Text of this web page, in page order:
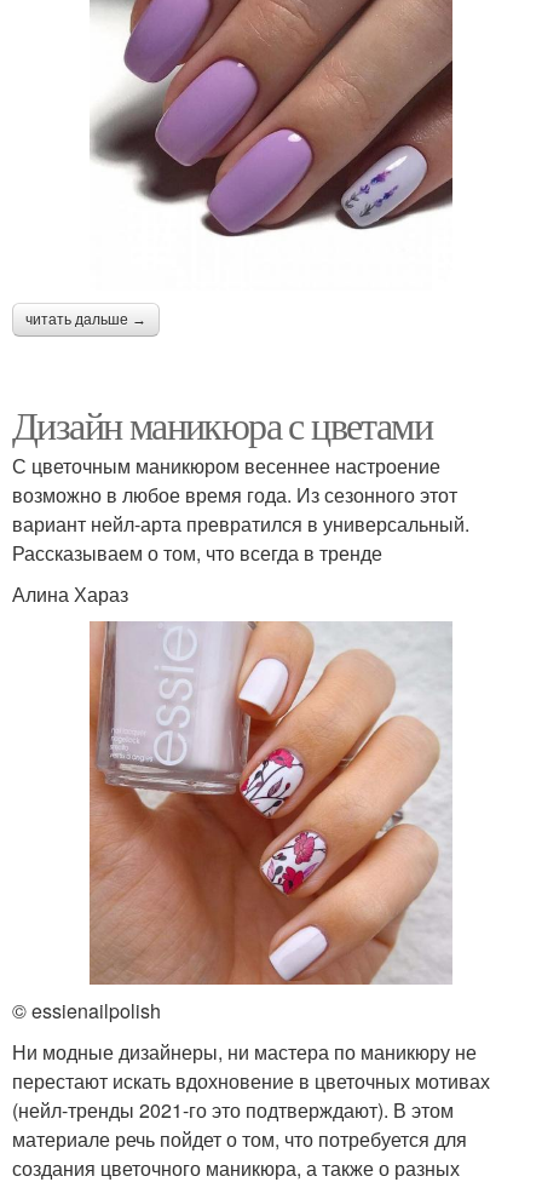
читать дальше →
Дизайн маникюра с цветами
С цветочным маникюром весеннее настроение
возможно в любое время года. Из сезонного этот
вариант нейл-арта превратился в универсальный.
Рассказываем о том, что всегда в тренде
Алина Хараз
© essienailpolish
Ни модные дизайнеры, ни мастера по маникюру не
перестают искать вдохновение в цветочных мотивах
(нейл-тренды 2021-го это подтверждают). В этом
материале речь пойдет о том, что потребуется для
создания цветочного маникюра, а также о разных